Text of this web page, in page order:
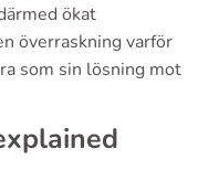
ökat
överraskning varför
som sin lösning mot